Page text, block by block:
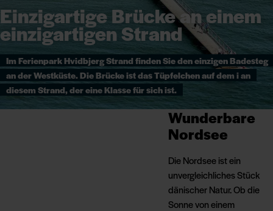
Einzigartige Brücke an einem
einzigartigen Strand
Im Ferienpark Hvidbjerg Strand finden Sie den einzigen Badesteg
an der Westküste. Die Brücke ist das Tüpfelchen auf dem i an
diesem Strand, der eine Klasse für sich ist.
Wunderbare
Nordsee
Die Nordsee ist ein
unvergleichliches Stück
dänischer Natur. Ob die
Sonne von einem